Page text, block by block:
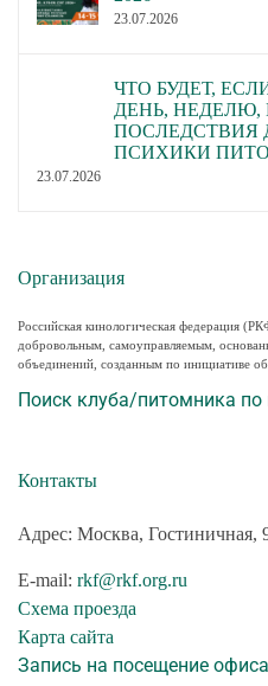
23.07.2026
ЧТО БУДЕТ,
ДЕНЬ, НЕДЕЛЮ,
ПОСЛЕДСТВИЯ
ПСИХИКИ
23.07.2026
Организация
Российская кинологическая федерация
добровольным, самоуправляемым,
объединений, созданным по инициативе
Поиск клуба/питомника по
Контакты
Адрес: Москва, Гостиничная,
E-mail: rkf@rkf.org.ru
Схема проезда
Карта сайта
Запись на посещение